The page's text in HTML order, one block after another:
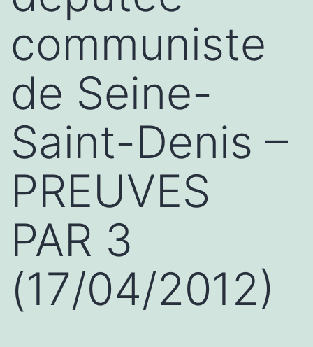
communiste
de Seine-
Saint-Denis –
PREUVES
PAR 3
(17/04/2012)